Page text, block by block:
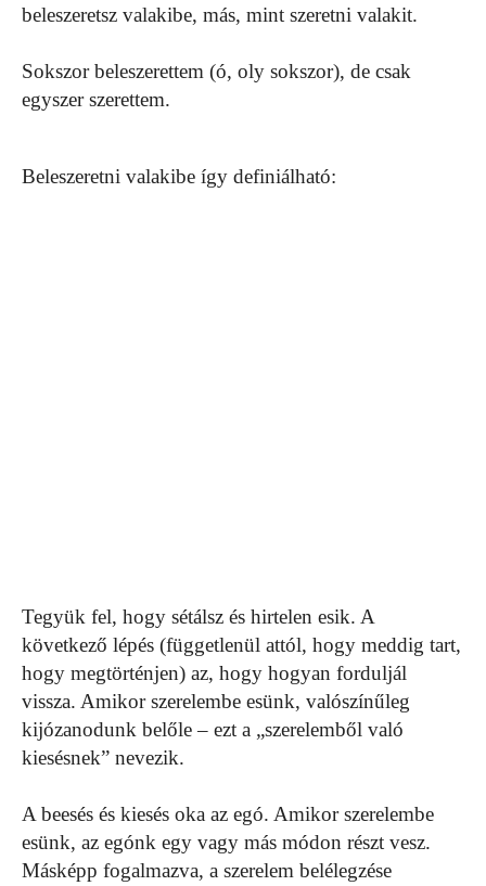
beleszeretsz valakibe, más, mint szeretni valakit.
Sokszor beleszerettem (ó, oly sokszor), de csak
egyszer szerettem.
Beleszeretni valakibe így definiálható:
Tegyük fel, hogy sétálsz és hirtelen esik. A
következő lépés (függetlenül attól, hogy meddig tart,
hogy megtörténjen) az, hogy hogyan forduljál
vissza. Amikor szerelembe esünk, valószínűleg
kijózanodunk belőle – ezt a „szerelemből való
kiesésnek” nevezik.
A beesés és kiesés oka az egó. Amikor szerelembe
esünk, az egónk egy vagy más módon részt vesz.
Másképp fogalmazva, a szerelem belélegzése